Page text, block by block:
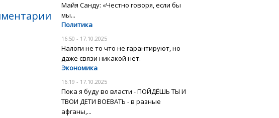
Майя Санду: «Честно говоря, если бы
мы...
Политика
16:50 - 17.10.2025
Налоги не то что не гарантируют, но
даже связи никакой нет.
Экономика
16:19 - 17.10.2025
Пока я буду во власти - ПОЙДЁШЬ ТЫ И
ТВОИ ДЕТИ ВОЕВАТЬ - в разные
афганы,...